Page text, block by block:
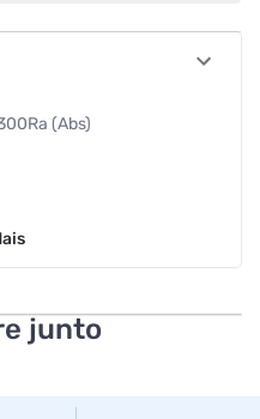
(Abs)
junto